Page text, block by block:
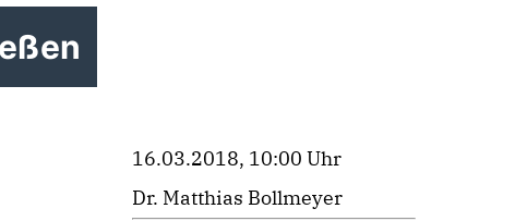
16.03.2018, 10:00 Uhr
Dr. Matthias Bollmeyer